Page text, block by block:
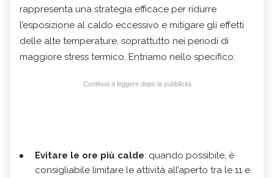
rappresenta una strategia efficace per ridurre
l’esposizione al caldo eccessivo e mitigare gli effetti
delle alte temperature, soprattutto nei periodi di
maggiore stress termico. Entriamo nello specifico:
Continua a leggere dopo la pubblicità
Evitare le ore più calde: quando possibile, è
consigliabile limitare le attività all’aperto tra le 11 e